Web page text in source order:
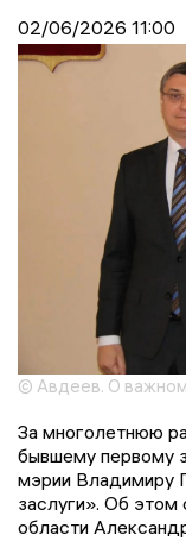
02/06/2026 11:00
© Авдеев. О важном
За многолетнюю
бывшему первому
мэрии Владимиру
заслуги». Об
области